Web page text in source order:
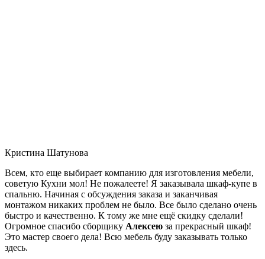
Кристина Шатунова
Всем, кто еще выбирает компанию для изготовления мебели,
советую Кухни мол! Не пожалеете! Я заказывала шкаф-купе в
спальню. Начиная с обсуждения заказа и заканчивая
монтажом никаких проблем не было. Все было сделано очень
быстро и качественно. К тому же мне ещё скидку сделали!
Огромное спасибо сборщику Алексею за прекрасный шкаф!
Это мастер своего дела! Всю мебель буду заказывать только
здесь.